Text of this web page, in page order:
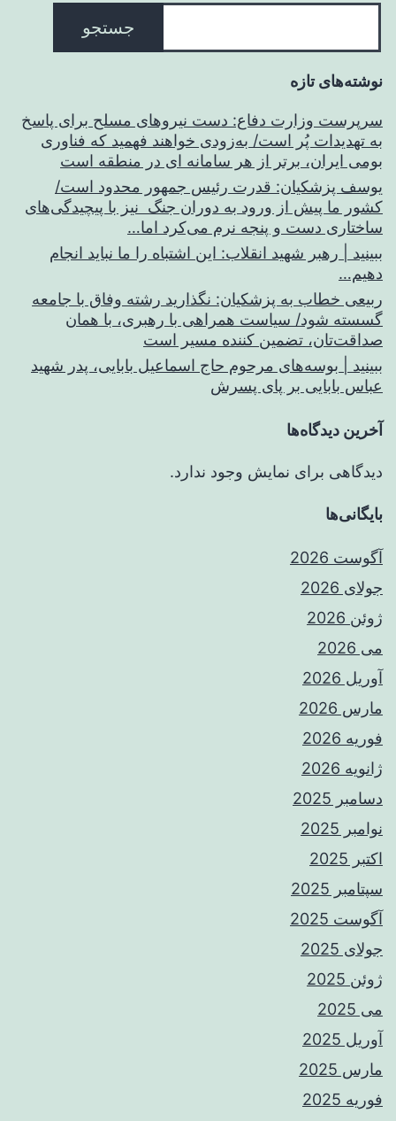
جستجو
نوشته‌های تازه
سرپرست وزارت دفاع: دست نیروهای مسلح برای پاسخ
به تهدیدات پُر است/ به‌زودی خواهند فهمید که فناوری
بومی ایران، برتر از هر سامانه ای در منطقه است
یوسف پزشکیان: قدرت رئیس‌ جمهور محدود است/
کشور ما پیش از ورود به دوران جنگ نیز با پیچیدگی‌های
ساختاری دست و پنجه نرم می‌کرد اما…
ببینید | رهبر شهید انقلاب: این اشتباه را ما نباید انجام
دهیم…
ربیعی خطاب به پزشکیان: نگذارید رشته وفاق با جامعه
گسسته شود/ سیاست همراهی با رهبری، با همان
صداقت‌تان، تضمین کننده مسیر است
ببینید | بوسه‌های مرحوم حاج اسماعیل بابایی، پدر شهید
عباس بابایی بر پای پسرش
آخرین دیدگاه‌ها
دیدگاهی برای نمایش وجود ندارد.
بایگانی‌ها
آگوست 2026
جولای 2026
ژوئن 2026
می 2026
آوریل 2026
مارس 2026
فوریه 2026
ژانویه 2026
دسامبر 2025
نوامبر 2025
اکتبر 2025
سپتامبر 2025
آگوست 2025
جولای 2025
ژوئن 2025
می 2025
آوریل 2025
مارس 2025
فوریه 2025